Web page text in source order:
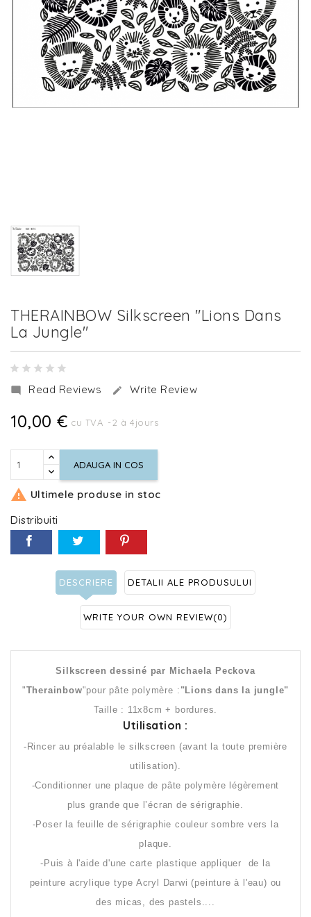
THERAINBOW Silkscreen "Lions Dans
La Jungle"
 Read Reviews  Write Review
10,00 € cu TVA 2 à 4jours
ADAUGA IN COS
 Ultimele produse in stoc
Distribuiti
DESCRIERE DETALII ALE PRODUSULUI
WRITE YOUR OWN REVIEW(0)
Silkscreen dessiné par Michaela Peckova
"Therainbow"pour pâte polymère : "Lions dans la jungle"
Taille : 11x8cm + bordures.
Utilisation :
-Rincer au préalable le silkscreen (avant la toute première
utilisation).
-Conditionner une plaque de pâte polymère légèrement
plus grande que l’écran de sérigraphie.
-Poser la feuille de sérigraphie couleur sombre vers la
plaque.
-Puis à l'aide d'une carte plastique appliquer de la
peinture acrylique type Acryl Darwi (peinture à l'eau) ou
des micas, des pastels....